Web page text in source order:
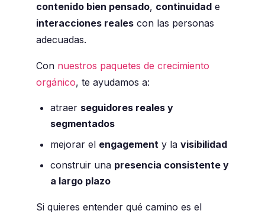
contenido bien pensado, continuidade
interacciones realescon las personas
adecuadas.
Con nuestros paquetes de crecimiento
orgánico, te ayudamos a:
atraer seguidores reales y
segmentados
mejorar el engagementy la visibilidad
construir una presencia consistente y
a largo plazo
Si quieres entender qué camino es el